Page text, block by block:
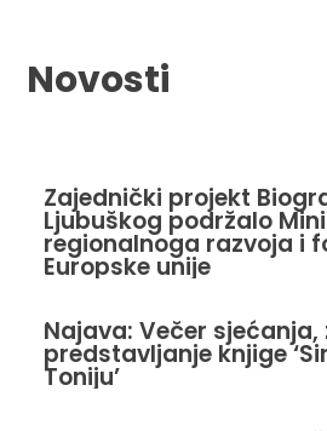
Novosti
Zajednički projekt
Ljubuškog podržalo
regionalnoga razvoja i
Europske unije
Najava: Večer
predstavljanje knjige
Toniju’